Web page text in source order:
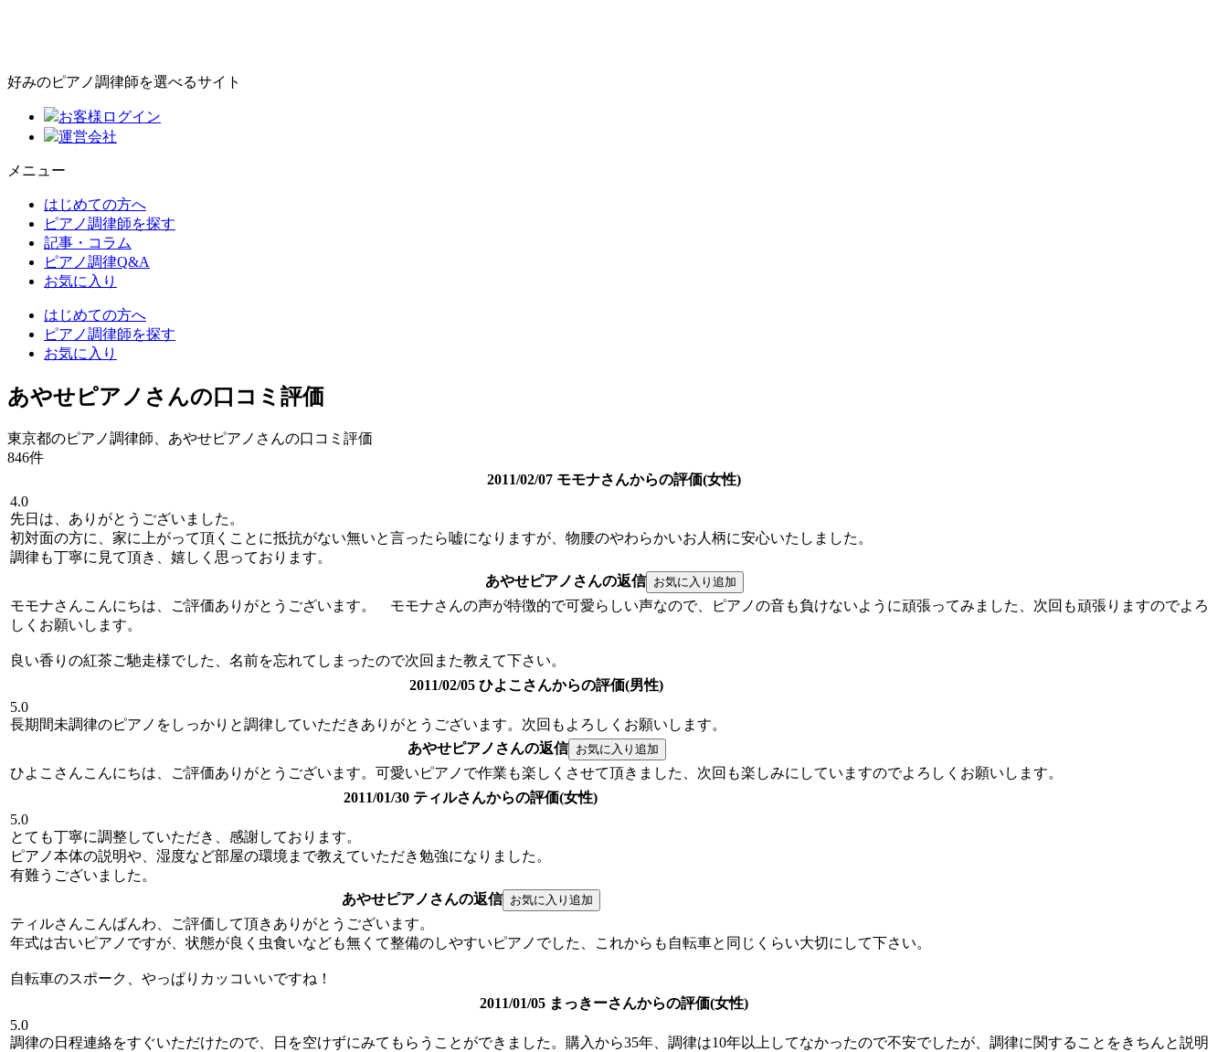
好みのピアノ調律師を選べるサイト
お客様ログイン
運営会社
メニュー
はじめての方へ
ピアノ調律師を探す
記事・コラム
ピアノ調律Q&A
お気に入り
はじめての方へ
ピアノ調律師を探す
お気に入り
あやせピアノさんの口コミ評価
東京都のピアノ調律師、あやせピアノさんの口コミ評価
846件
2011/02/07 モモナさんからの評価(女性)
4.0
先日は、ありがとうございました。
初対面の方に、家に上がって頂くことに抵抗がない無いと言ったら嘘になりますが、物腰のやわらかいお人柄に安心いたしました。
調律も丁寧に見て頂き、嬉しく思っております。
あやせピアノさんの返信
モモナさんこんにちは、ご評価ありがとうございます。 モモナさんの声が特徴的で可愛らしい声なので、ピアノの音も負けないように頑張ってみました、次回も頑張りますのでよろ
しくお願いします。
良い香りの紅茶ご馳走様でした、名前を忘れてしまったので次回また教えて下さい。
2011/02/05 ひよこさんからの評価(男性)
5.0
長期間未調律のピアノをしっかりと調律していただきありがとうございます。次回もよろしくお願いします。
あやせピアノさんの返信
ひよこさんこんにちは、ご評価ありがとうございます。可愛いピアノで作業も楽しくさせて頂きました、次回も楽しみにしていますのでよろしくお願いします。
2011/01/30 ティルさんからの評価(女性)
5.0
とても丁寧に調整していただき、感謝しております。
ピアノ本体の説明や、湿度など部屋の環境まで教えていただき勉強になりました。
有難うございました。
あやせピアノさんの返信
ティルさんこんばんわ、ご評価して頂きありがとうございます。
年式は古いピアノですが、状態が良く虫食いなども無くて整備のしやすいピアノでした、これからも自転車と同じくらい大切にして下さい。
自転車のスポーク、やっぱりカッコいいですね！
2011/01/05 まっきーさんからの評価(女性)
5.0
調律の日程連絡をすぐいただけたので、日を空けずにみてもらうことができました。購入から35年、調律は10年以上してなかったので不安でしたが、調律に関することをきちんと説明